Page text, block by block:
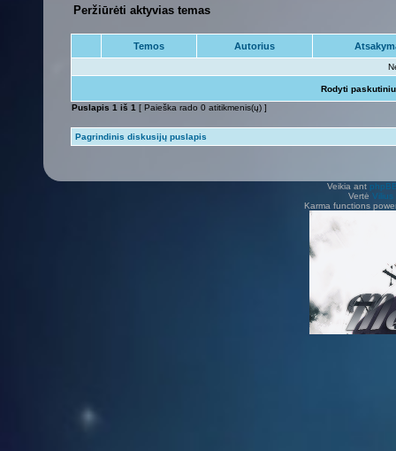
Peržiūrėti aktyvias temas
Temos Autorius
Rodyti
Puslapis 1 iš 1 [ Paieška rado 0 atitikmenis(ų) ]
Pagrindinis diskusijų puslapis
Veikia ant
Vertė Vilius
Karma functions